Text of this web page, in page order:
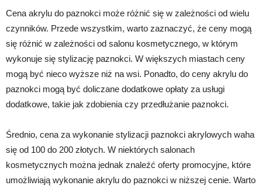
Cena akrylu do paznokci może różnić się w zależności od wielu
czynników. Przede wszystkim, warto zaznaczyć, że ceny mogą
się różnić w zależności od salonu kosmetycznego, w którym
wykonuje się stylizację paznokci. W większych miastach ceny
mogą być nieco wyższe niż na wsi. Ponadto, do ceny akrylu do
paznokci mogą być doliczane dodatkowe opłaty za usługi
dodatkowe, takie jak zdobienia czy przedłużanie paznokci.
Średnio, cena za wykonanie stylizacji paznokci akrylowych waha
się od 100 do 200 złotych. W niektórych salonach
kosmetycznych można jednak znaleźć oferty promocyjne, które
umożliwiają wykonanie akrylu do paznokci w niższej cenie. Warto